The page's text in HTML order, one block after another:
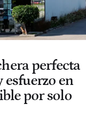
perfecta
en
por solo